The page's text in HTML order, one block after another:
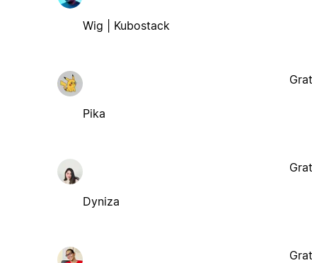
Wig | Kubostack
Pika
Dyniza